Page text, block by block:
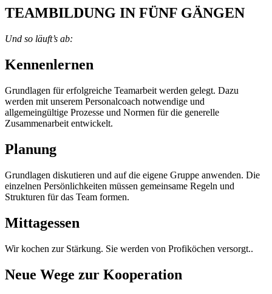
TEAMBILDUNG IN FÜNF GÄNGEN
Und so läuft’s ab:
Kennenlernen
Grundlagen für erfolgreiche Teamarbeit werden gelegt. Dazu
werden mit unserem Personalcoach notwendige und
allgemeingültige Prozesse und Normen für die generelle
Zusammenarbeit entwickelt.
Planung
Grundlagen diskutieren und auf die eigene Gruppe anwenden. Die
einzelnen Persönlichkeiten müssen gemeinsame Regeln und
Strukturen für das Team formen.
Mittagessen
Wir kochen zur Stärkung. Sie werden von Profiköchen versorgt..
Neue Wege zur Kooperation